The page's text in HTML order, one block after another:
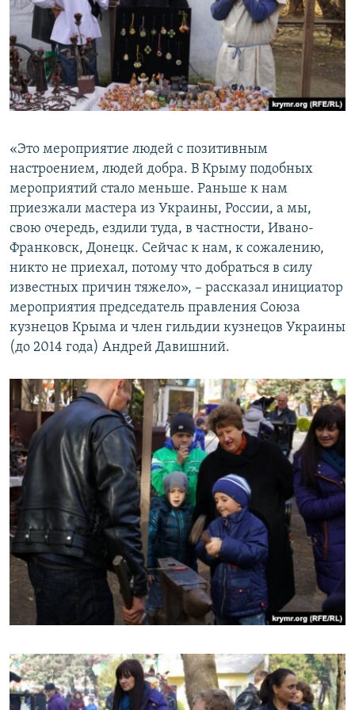
«Это мероприятие людей с позитивным
настроением, людей добра. В Крыму подобных
мероприятий стало меньше. Раньше к нам
приезжали мастера из Украины, России, а мы,
свою очередь, ездили туда, в частности, Ивано-
Франковск, Донецк. Сейчас к нам, к сожалению,
никто не приехал, потому что добраться в силу
известных причин тяжело», – рассказал инициатор
мероприятия председатель правления Союза
кузнецов Крыма и член гильдии кузнецов Украины
(до 2014 года) Андрей Давишний.